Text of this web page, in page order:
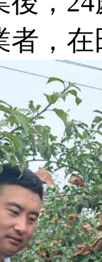
者，